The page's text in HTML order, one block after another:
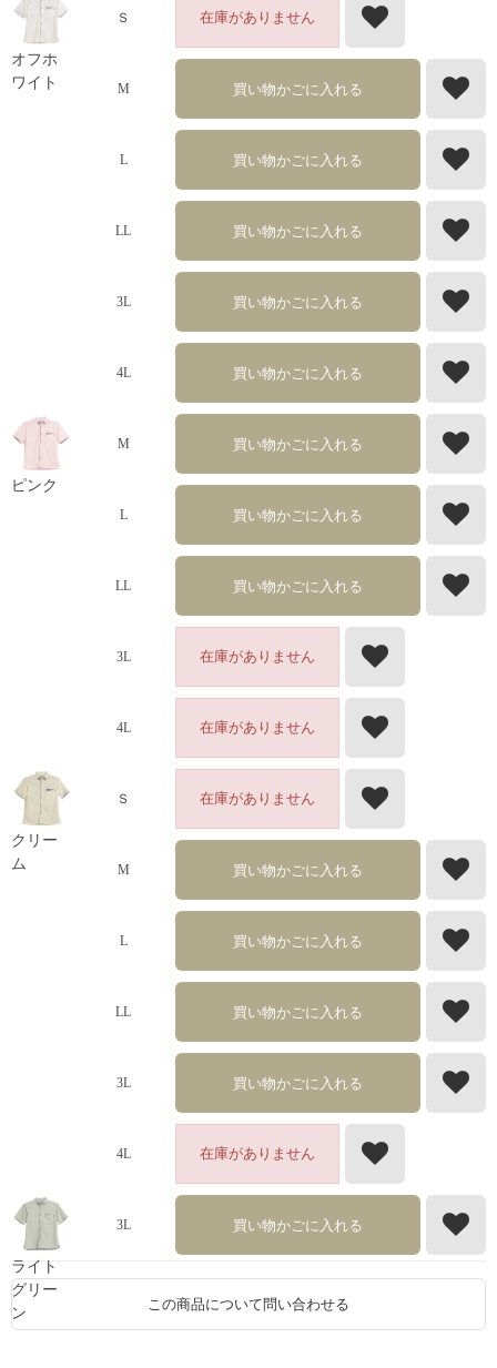
オフホ
ワイト
Ｓ 在庫がありません
M 買い物かごに入れる
L 買い物かごに入れる
LL 買い物かごに入れる
3L 買い物かごに入れる
4L 買い物かごに入れる
ピンク
M 買い物かごに入れる
L 買い物かごに入れる
LL 買い物かごに入れる
3L 在庫がありません
4L 在庫がありません
クリー
ム
Ｓ 在庫がありません
M 買い物かごに入れる
L 買い物かごに入れる
LL 買い物かごに入れる
3L 買い物かごに入れる
4L 在庫がありません
ライト
グリー
ン
3L 買い物かごに入れる
この商品について問い合わせる